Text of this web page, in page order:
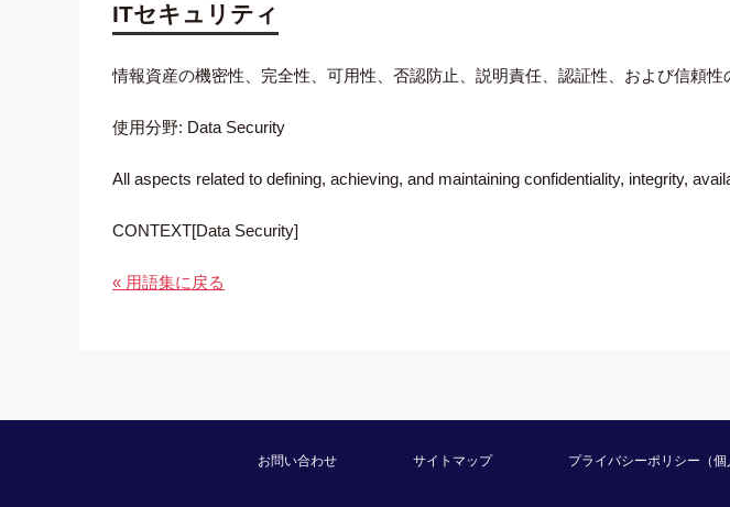
ITセキュリティ
情報資産の機密性、完全性、可用性、否認防止、説明責任、認証性、および信頼性
使用分野: Data Security
All aspects related to defining, achieving, and maintaining confidentiality, integrity,
CONTEXT[Data Security]
« 用語集に戻る
お問い合わせ サイトマップ プライバシーポリシー（個